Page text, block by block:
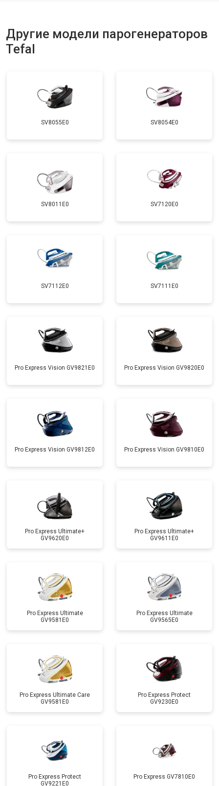
Другие модели парогенераторов
Tefal
SV8055E0 SV8054E0
SV8011E0 SV7120E0
SV7112E0 SV7111E0
Pro Express Vision GV9821E0 Pro Express Vision GV9820E0
Pro Express Vision GV9812E0 Pro Express Vision GV9810E0
Pro Express Ultimate+
GV9620E0
Pro Express Ultimate+
GV9611E0
Pro Express Ultimate
GV9581E0
Pro Express Ultimate
GV9565E0
Pro Express Ultimate Care
GV9581E0
Pro Express Protect
GV9230E0
Pro Express Protect
GV9221E0
Pro Express GV7810E0